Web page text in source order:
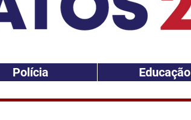
Polícia Educação